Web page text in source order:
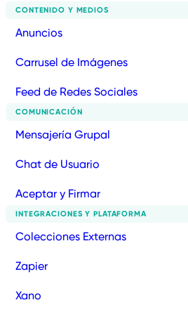
CONTENIDO Y MEDIOS
Anuncios
Carrusel de Imágenes
Feed de Redes Sociales
COMUNICACIÓN
Mensajería Grupal
Chat de Usuario
Aceptar y Firmar
INTEGRACIONES Y PLATAFORMA
Colecciones Externas
Zapier
Xano